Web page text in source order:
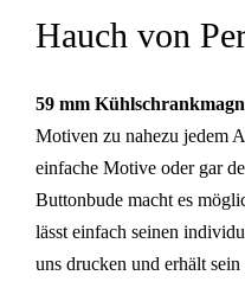
Hauch von
59 mm
Motiven zu nahezu jedem
einfache Motive oder gar
Buttonbude macht es
lässt einfach seinen
uns drucken und erhält